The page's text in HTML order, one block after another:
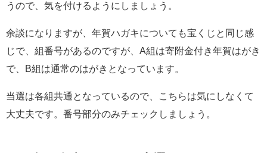
うので、気を付けるようにしましょう。
余談になりますが、年賀ハガキについても宝くじと同じ感
じで、組番号があるのですが、A組は寄附金付き年賀はがき
で、B組は通常のはがきとなっています。
当選は各組共通となっているので、こちらは気にしなくて
大丈夫です。番号部分のみチェックしましょう。